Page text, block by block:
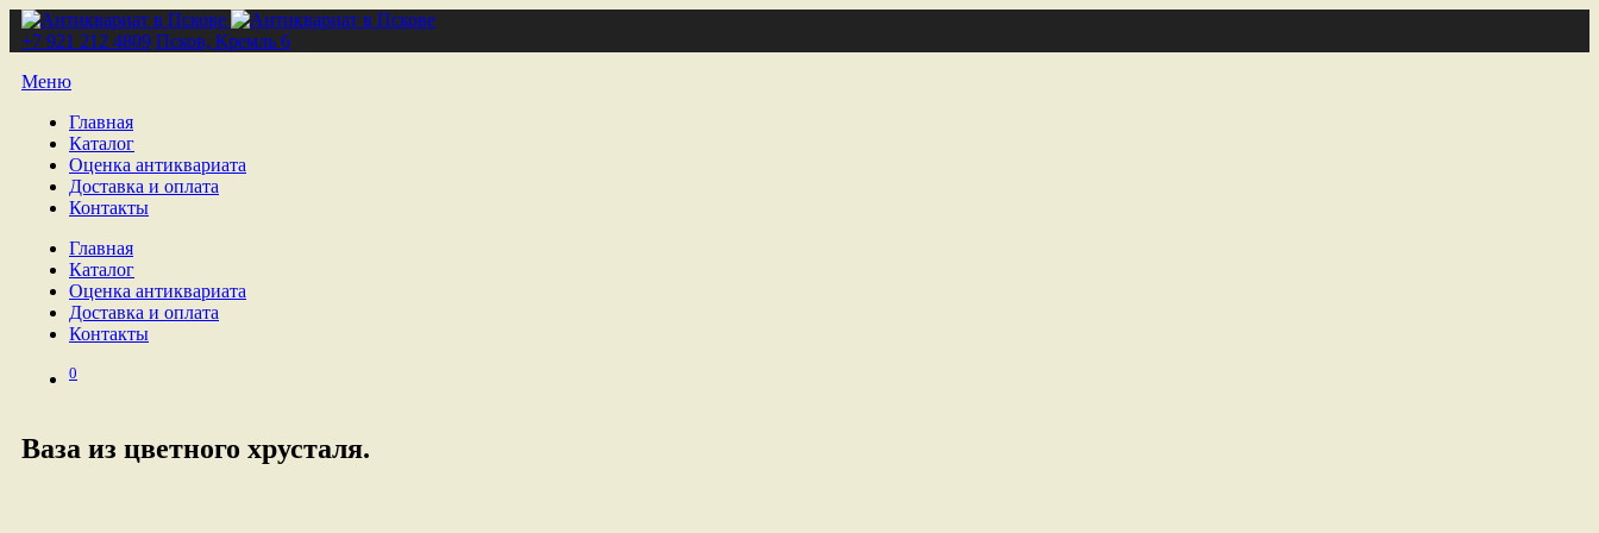
+7 921 212 4809 Псков, Кремль 6
Меню
Главная
Каталог
Оценка антиквариата
Доставка и оплата
Контакты
Главная
Каталог
Оценка антиквариата
Доставка и оплата
Контакты
0
Ваза из цветного хрусталя.